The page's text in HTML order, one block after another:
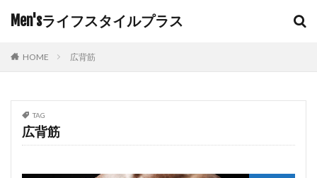
Men'sライフスタイルプラス
HOME 広背筋
TAG
広背筋